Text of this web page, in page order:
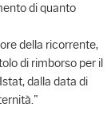
di quanto
della ricorrente,
di rimborso per il
dalla data di